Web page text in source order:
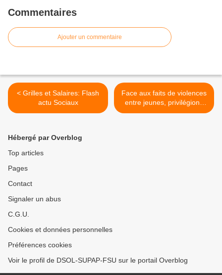
Commentaires
Ajouter un commentaire
< Grilles et Salaires: Flash
actu Sociaux
Face aux faits de violences
entre jeunes, privilégions
l’action sociale, l’éducation
Hébergé par Overblog
Top articles
Pages
Contact
Signaler un abus
C.G.U.
Cookies et données personnelles
Préférences cookies
Voir le profil de DSOL-SUPAP-FSU sur le portail Overblog